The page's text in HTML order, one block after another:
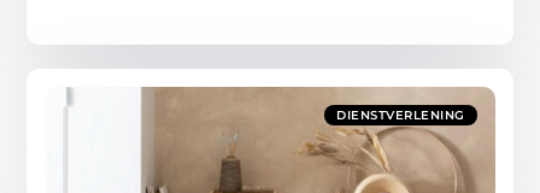
DIENSTVERLENING